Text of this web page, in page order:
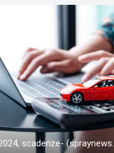
scadenze-